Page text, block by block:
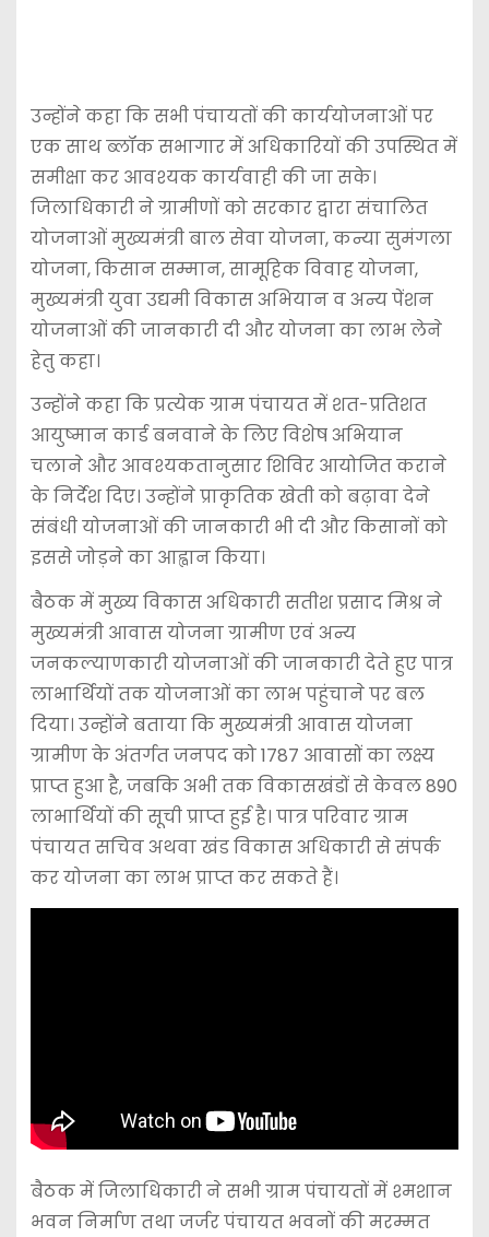
उन्होंने कहा कि सभी पंचायतों की कार्ययोजनाओं पर
एक साथ ब्लॉक सभागार में अधिकारियों की उपस्थित में
समीक्षा कर आवश्यक कार्यवाही की जा सके।
जिलाधिकारी ने ग्रामीणों को सरकार द्वारा संचालित
योजनाओं मुख्यमंत्री बाल सेवा योजना, कन्या सुमंगला
योजना, किसान सम्मान, सामूहिक विवाह योजना,
मुख्यमंत्री युवा उद्यमी विकास अभियान व अन्य पेंशन
योजनाओं की जानकारी दी और योजना का लाभ लेने
हेतु कहा।
उन्होंने कहा कि प्रत्येक ग्राम पंचायत में शत-प्रतिशत
आयुष्मान कार्ड बनवाने के लिए विशेष अभियान
चलाने और आवश्यकतानुसार शिविर आयोजित कराने
के निर्देश दिए। उन्होंने प्राकृतिक खेती को बढ़ावा देने
संबंधी योजनाओं की जानकारी भी दी और किसानों को
इससे जोड़ने का आह्वान किया।
बैठक में मुख्य विकास अधिकारी सतीश प्रसाद मिश्र ने
मुख्यमंत्री आवास योजना ग्रामीण एवं अन्य
जनकल्याणकारी योजनाओं की जानकारी देते हुए पात्र
लाभार्थियों तक योजनाओं का लाभ पहुंचाने पर बल
दिया। उन्होंने बताया कि मुख्यमंत्री आवास योजना
ग्रामीण के अंतर्गत जनपद को 1787 आवासों का लक्ष्य
प्राप्त हुआ है, जबकि अभी तक विकासखंडों से केवल 890
लाभार्थियों की सूची प्राप्त हुई है। पात्र परिवार ग्राम
पंचायत सचिव अथवा खंड विकास अधिकारी से संपर्क
कर योजना का लाभ प्राप्त कर सकते हैं।
बैठक में जिलाधिकारी ने सभी ग्राम पंचायतों में श्मशान
भवन निर्माण तथा जर्जर पंचायत भवनों की मरम्मत